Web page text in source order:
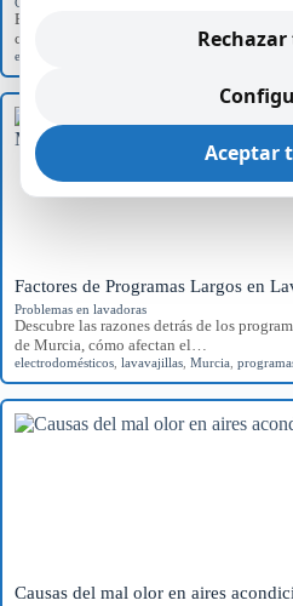
Explora el significado del error E01 en
comunes y el impacto…
error E01
Factores de Programas Largos en
Problemas en lavadoras
Descubre las razones detrás de los
de Murcia, cómo afectan el…
electrodomésticos lavavajillas Murcia
Causas del mal olor en aires
Aceptar